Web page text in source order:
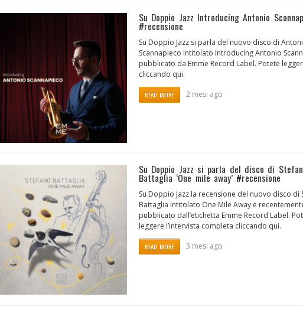
Su Doppio Jazz Introducing Antonio
#recensione
Su Doppio Jazz si parla del nuovo disco di
Scannapieco intitolato Introducing Antonio
pubblicato da Emme Record Label. Potete
cliccando qui.
READ MORE 2 mesi ago
Su Doppio Jazz si parla del disco di
Battaglia ‘One mile away’ #recensione
Su Doppio Jazz la recensione del nuovo disco di
Battaglia intitolato One Mile Away e
pubblicato dall’etichetta Emme Record Label.
leggere l’intervista completa cliccando qui.
READ MORE 3 mesi ago